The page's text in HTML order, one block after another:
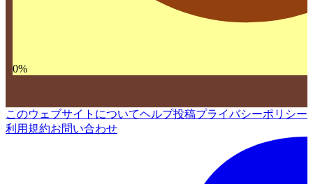
0%
このウェブサイトについてヘルプ投稿プライバシーポリシー
利用規約お問い合わせ